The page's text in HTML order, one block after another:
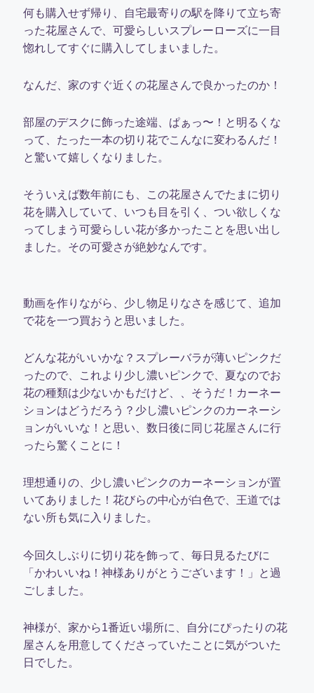
何も購入せず帰り、自宅最寄りの駅を降りて立ち寄
った花屋さんで、可愛らしいスプレーローズに一目
惚れしてすぐに購入してしまいました。
なんだ、家のすぐ近くの花屋さんで良かったのか！
部屋のデスクに飾った途端、ぱぁっ〜！と明るくな
って、たった一本の切り花でこんなに変わるんだ！
と驚いて嬉しくなりました。
そういえば数年前にも、この花屋さんでたまに切り
花を購入していて、いつも目を引く、つい欲しくな
ってしまう可愛らしい花が多かったことを思い出し
ました。その可愛さが絶妙なんです。
動画を作りながら、少し物足りなさを感じて、追加
で花を一つ買おうと思いました。
どんな花がいいかな？スプレーバラが薄いピンクだ
ったので、これより少し濃いピンクで、夏なのでお
花の種類は少ないかもだけど、、そうだ！カーネー
ションはどうだろう？少し濃いピンクのカーネーシ
ョンがいいな！と思い、数日後に同じ花屋さんに行
ったら驚くことに！
理想通りの、少し濃いピンクのカーネーションが置
いてありました！花びらの中心が白色で、王道では
ない所も気に入りました。
今回久しぶりに切り花を飾って、毎日見るたびに
「かわいいね！神様ありがとうございます！」と過
ごしました。
神様が、家から1番近い場所に、自分にぴったりの花
屋さんを用意してくださっていたことに気がついた
日でした。